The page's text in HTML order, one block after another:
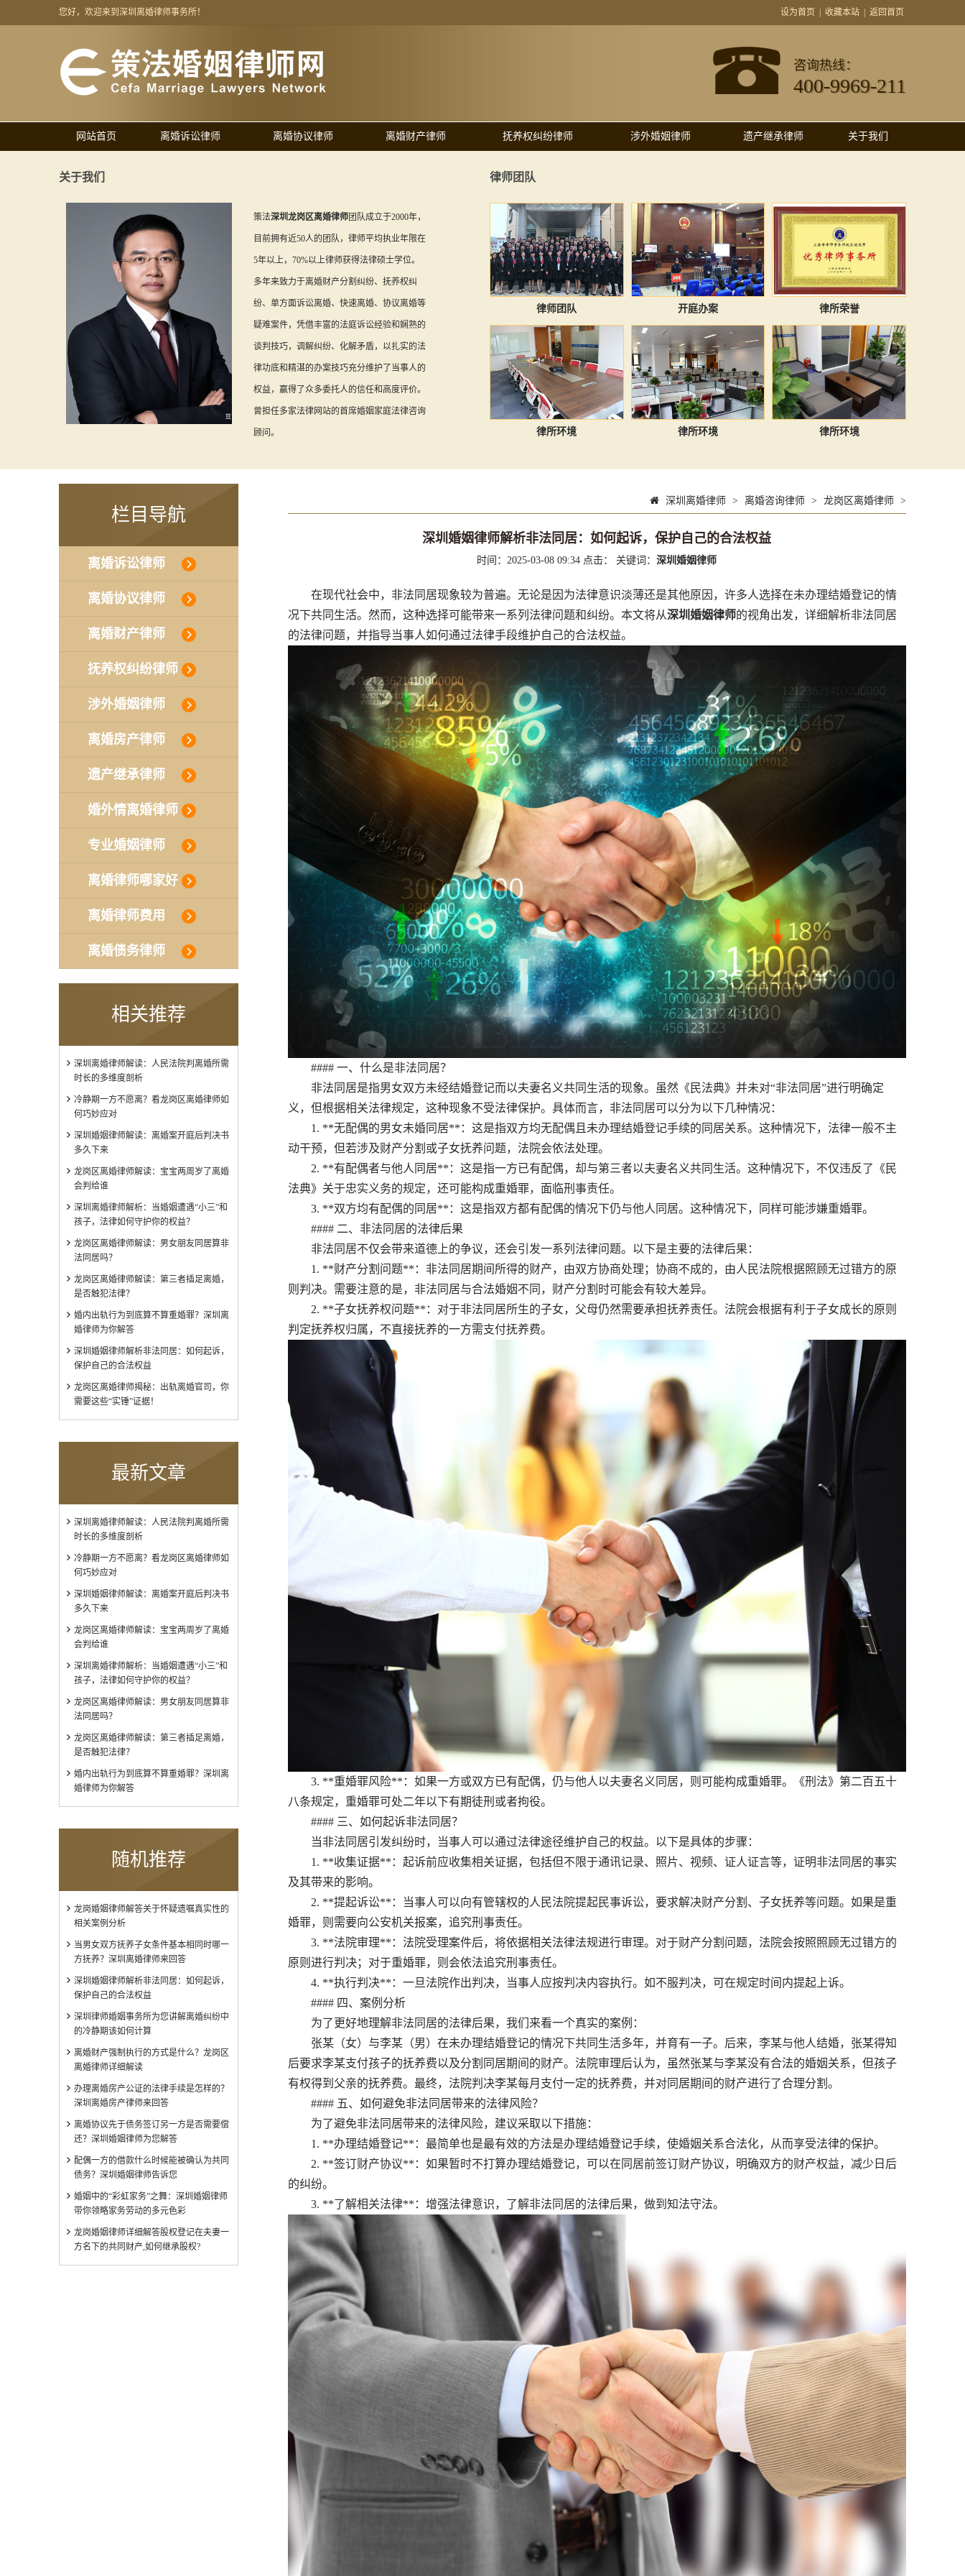
您好，欢迎来到深圳离婚律师事务所！ 设为首页 收藏本站 返回首页
咨询热线：
400-9969-211
网站首页 离婚诉讼律师 离婚协议律师 离婚财产律师 抚养权纠纷律师 涉外婚姻律师 遗产继承律师 关于我们
关于我们
策法深圳龙岗区离婚律师团队成立于2000年，
目前拥有近50人的团队，律师平均执业年限在
5年以上，70%以上律师获得法律硕士学位。
多年来致力于离婚财产分割纠纷、抚养权纠
纷、单方面诉讼离婚、快速离婚、协议离婚等
疑难案件，凭借丰富的法庭诉讼经验和娴熟的
谈判技巧，调解纠纷、化解矛盾，以扎实的法
律功底和精湛的办案技巧充分维护了当事人的
权益，赢得了众多委托人的信任和高度评价。
曾担任多家法律网站的首席婚姻家庭法律咨询
顾问。
律师团队
律师团队 开庭办案 律所荣誉
律所环境 律所环境 律所环境
栏目导航
离婚诉讼律师
离婚协议律师
离婚财产律师
抚养权纠纷律师
涉外婚姻律师
离婚房产律师
遗产继承律师
婚外情离婚律师
专业婚姻律师
离婚律师哪家好
离婚律师费用
离婚债务律师
相关推荐
深圳离婚律师解读：人民法院判离婚所需
时长的多维度剖析
冷静期一方不愿离？看龙岗区离婚律师如
何巧妙应对
深圳婚姻律师解读：离婚案开庭后判决书
多久下来
龙岗区离婚律师解读：宝宝两周岁了离婚
会判给谁
深圳离婚律师解析：当婚姻遭遇“小三”和
孩子，法律如何守护你的权益？
龙岗区离婚律师解读：男女朋友同居算非
法同居吗？
龙岗区离婚律师解读：第三者插足离婚，
是否触犯法律？
婚内出轨行为到底算不算重婚罪？深圳离
婚律师为你解答
深圳婚姻律师解析非法同居：如何起诉，
保护自己的合法权益
龙岗区离婚律师揭秘：出轨离婚官司，你
需要这些“实锤”证据！
最新文章
深圳离婚律师解读：人民法院判离婚所需
时长的多维度剖析
冷静期一方不愿离？看龙岗区离婚律师如
何巧妙应对
深圳婚姻律师解读：离婚案开庭后判决书
多久下来
龙岗区离婚律师解读：宝宝两周岁了离婚
会判给谁
深圳离婚律师解析：当婚姻遭遇“小三”和
孩子，法律如何守护你的权益？
龙岗区离婚律师解读：男女朋友同居算非
法同居吗？
龙岗区离婚律师解读：第三者插足离婚，
是否触犯法律？
婚内出轨行为到底算不算重婚罪？深圳离
婚律师为你解答
随机推荐
龙岗婚姻律师解答关于怀疑遗嘱真实性的
相关案例分析
当男女双方抚养子女条件基本相同时哪一
方抚养？深圳离婚律师来回答
深圳婚姻律师解析非法同居：如何起诉，
保护自己的合法权益
深圳律师婚姻事务所为您讲解离婚纠纷中
的冷静期该如何计算
离婚财产强制执行的方式是什么？龙岗区
离婚律师详细解读
办理离婚房产公证的法律手续是怎样的？
深圳离婚房产律师来回答
离婚协议先于债务签订另一方是否需要偿
还？深圳婚姻律师为您解答
配偶一方的借款什么时候能被确认为共同
债务？深圳婚姻律师告诉您
婚姻中的“彩虹家务”之舞：深圳婚姻律师
带你领略家务劳动的多元色彩
龙岗婚姻律师详细解答股权登记在夫妻一
方名下的共同财产,如何继承股权?
深圳离婚律师 > 离婚咨询律师 > 龙岗区离婚律师 >
深圳婚姻律师解析非法同居：如何起诉，保护自己的合法权益
时间：2025-03-08 09:34 点击： 关键词：深圳婚姻律师
在现代社会中，非法同居现象较为普遍。无论是因为法律意识淡薄还是其他原因，许多人选择在未办理结婚登记的情
况下共同生活。然而，这种选择可能带来一系列法律问题和纠纷。本文将从深圳婚姻律师的视角出发，详细解析非法同居
的法律问题，并指导当事人如何通过法律手段维护自己的合法权益。
#### 一、什么是非法同居？
非法同居是指男女双方未经结婚登记而以夫妻名义共同生活的现象。虽然《民法典》并未对“非法同居”进行明确定
义，但根据相关法律规定，这种现象不受法律保护。具体而言，非法同居可以分为以下几种情况：
1. **无配偶的男女未婚同居**：这是指双方均无配偶且未办理结婚登记手续的同居关系。这种情况下，法律一般不主
动干预，但若涉及财产分割或子女抚养问题，法院会依法处理。
2. **有配偶者与他人同居**：这是指一方已有配偶，却与第三者以夫妻名义共同生活。这种情况下，不仅违反了《民
法典》关于忠实义务的规定，还可能构成重婚罪，面临刑事责任。
3. **双方均有配偶的同居**：这是指双方都有配偶的情况下仍与他人同居。这种情况下，同样可能涉嫌重婚罪。
#### 二、非法同居的法律后果
非法同居不仅会带来道德上的争议，还会引发一系列法律问题。以下是主要的法律后果：
1. **财产分割问题**：非法同居期间所得的财产，由双方协商处理；协商不成的，由人民法院根据照顾无过错方的原
则判决。需要注意的是，非法同居与合法婚姻不同，财产分割时可能会有较大差异。
2. **子女抚养权问题**：对于非法同居所生的子女，父母仍然需要承担抚养责任。法院会根据有利于子女成长的原则
判定抚养权归属，不直接抚养的一方需支付抚养费。
3. **重婚罪风险**：如果一方或双方已有配偶，仍与他人以夫妻名义同居，则可能构成重婚罪。《刑法》第二百五十
八条规定，重婚罪可处二年以下有期徒刑或者拘役。
#### 三、如何起诉非法同居？
当非法同居引发纠纷时，当事人可以通过法律途径维护自己的权益。以下是具体的步骤：
1. **收集证据**：起诉前应收集相关证据，包括但不限于通讯记录、照片、视频、证人证言等，证明非法同居的事实
及其带来的影响。
2. **提起诉讼**：当事人可以向有管辖权的人民法院提起民事诉讼，要求解决财产分割、子女抚养等问题。如果是重
婚罪，则需要向公安机关报案，追究刑事责任。
3. **法院审理**：法院受理案件后，将依据相关法律法规进行审理。对于财产分割问题，法院会按照照顾无过错方的
原则进行判决；对于重婚罪，则会依法追究刑事责任。
4. **执行判决**：一旦法院作出判决，当事人应按判决内容执行。如不服判决，可在规定时间内提起上诉。
#### 四、案例分析
为了更好地理解非法同居的法律后果，我们来看一个真实的案例：
张某（女）与李某（男）在未办理结婚登记的情况下共同生活多年，并育有一子。后来，李某与他人结婚，张某得知
后要求李某支付孩子的抚养费以及分割同居期间的财产。法院审理后认为，虽然张某与李某没有合法的婚姻关系，但孩子
有权得到父亲的抚养费。最终，法院判决李某每月支付一定的抚养费，并对同居期间的财产进行了合理分割。
#### 五、如何避免非法同居带来的法律风险？
为了避免非法同居带来的法律风险，建议采取以下措施：
1. **办理结婚登记**：最简单也是最有效的方法是办理结婚登记手续，使婚姻关系合法化，从而享受法律的保护。
2. **签订财产协议**：如果暂时不打算办理结婚登记，可以在同居前签订财产协议，明确双方的财产权益，减少日后
的纠纷。
3. **了解相关法律**：增强法律意识，了解非法同居的法律后果，做到知法守法。